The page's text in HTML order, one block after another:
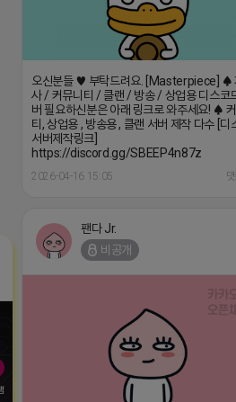
오신분들 ♥ 부탁드려요. [Masterpiece] ♠
사 / 커뮤니티 / 클랜 / 방송 / 상업용 디스코
버 필요하신분은 아래 링크로 와주세요! ♠ 커
티, 상업용 , 방송용 , 클랜 서버 제작 다수 [디
서버제작링크]
https://discord.gg/SBEEP4n87z
2026-04-16 15:05
팬다 Jr.
비공개